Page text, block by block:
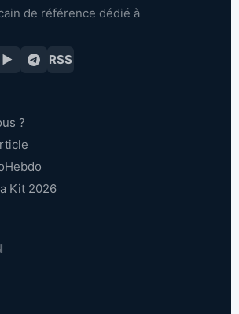
de référence dédié à
▶ RSS
?
Kit 2026